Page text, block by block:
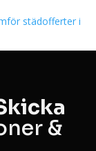
städofferter i
&